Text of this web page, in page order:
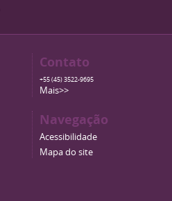
Contato
+55 (45) 3522-9695
Mais>>
Navegação
Acessibilidade
Mapa do site